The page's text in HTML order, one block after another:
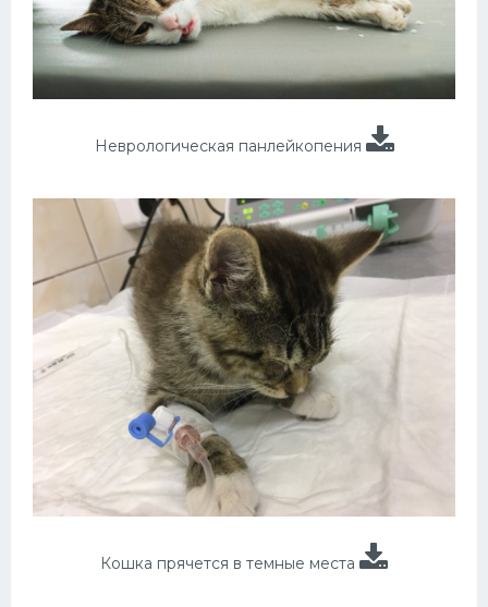
Неврологическая панлейкопения
Кошка прячется в темные места